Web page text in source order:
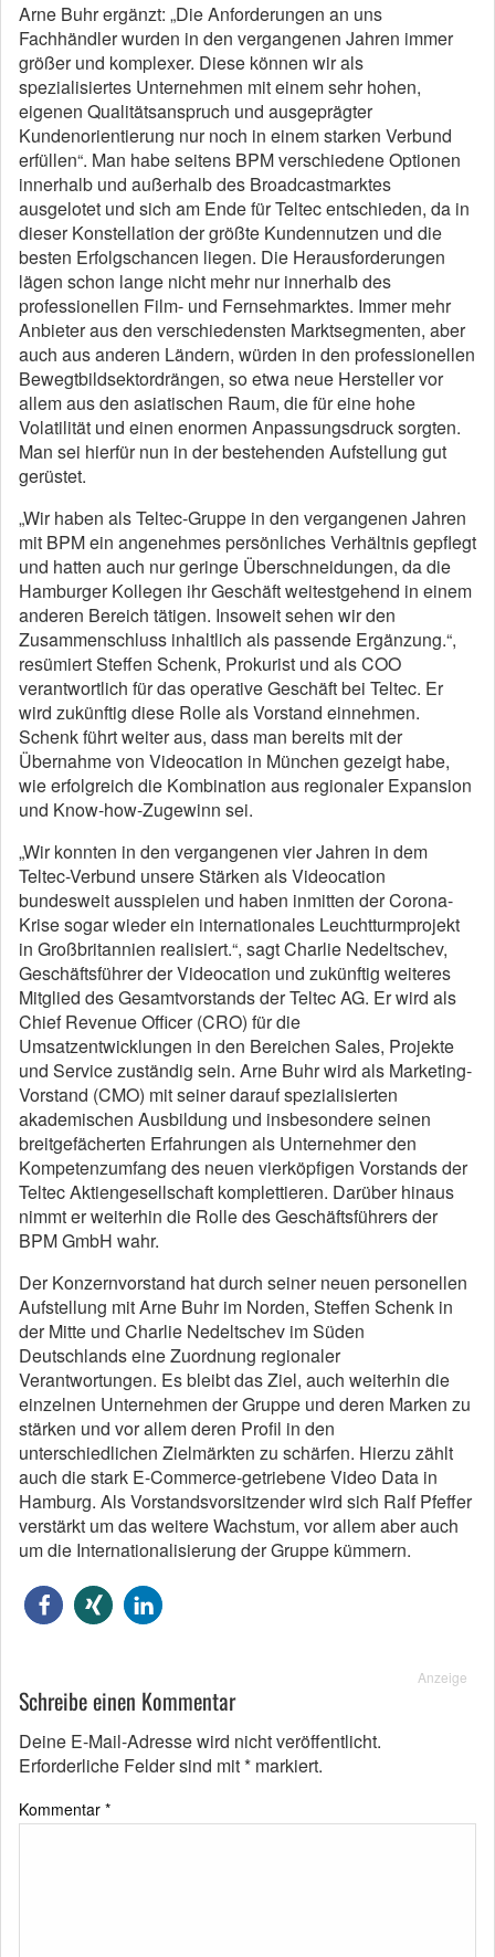
Arne Buhr ergänzt: „Die Anforderungen an uns
Fachhändler wurden in den vergangenen Jahren immer
größer und komplexer. Diese können wir als
spezialisiertes Unternehmen mit einem sehr hohen,
eigenen Qualitätsanspruch und ausgeprägter
Kundenorientierung nur noch in einem starken Verbund
erfüllen“. Man habe seitens BPM verschiedene Optionen
innerhalb und außerhalb des Broadcastmarktes
ausgelotet und sich am Ende für Teltec entschieden, da in
dieser Konstellation der größte Kundennutzen und die
besten Erfolgschancen liegen. Die Herausforderungen
lägen schon lange nicht mehr nur innerhalb des
professionellen Film- und Fernsehmarktes. Immer mehr
Anbieter aus den verschiedensten Marktsegmenten, aber
auch aus anderen Ländern, würden in den professionellen
Bewegtbildsektordrängen, so etwa neue Hersteller vor
allem aus den asiatischen Raum, die für eine hohe
Volatilität und einen enormen Anpassungsdruck sorgten.
Man sei hierfür nun in der bestehenden Aufstellung gut
gerüstet.
„Wir haben als Teltec-Gruppe in den vergangenen Jahren
mit BPM ein angenehmes persönliches Verhältnis gepflegt
und hatten auch nur geringe Überschneidungen, da die
Hamburger Kollegen ihr Geschäft weitestgehend in einem
anderen Bereich tätigen. Insoweit sehen wir den
Zusammenschluss inhaltlich als passende Ergänzung.“,
resümiert Steffen Schenk, Prokurist und als COO
verantwortlich für das operative Geschäft bei Teltec. Er
wird zukünftig diese Rolle als Vorstand einnehmen.
Schenk führt weiter aus, dass man bereits mit der
Übernahme von Videocation in München gezeigt habe,
wie erfolgreich die Kombination aus regionaler Expansion
und Know-how-Zugewinn sei.
„Wir konnten in den vergangenen vier Jahren in dem
Teltec-Verbund unsere Stärken als Videocation
bundesweit ausspielen und haben inmitten der Corona-
Krise sogar wieder ein internationales Leuchtturmprojekt
in Großbritannien realisiert.“, sagt Charlie Nedeltschev,
Geschäftsführer der Videocation und zukünftig weiteres
Mitglied des Gesamtvorstands der Teltec AG. Er wird als
Chief Revenue Officer (CRO) für die
Umsatzentwicklungen in den Bereichen Sales, Projekte
und Service zuständig sein. Arne Buhr wird als Marketing-
Vorstand (CMO) mit seiner darauf spezialisierten
akademischen Ausbildung und insbesondere seinen
breitgefächerten Erfahrungen als Unternehmer den
Kompetenzumfang des neuen vierköpfigen Vorstands der
Teltec Aktiengesellschaft komplettieren. Darüber hinaus
nimmt er weiterhin die Rolle des Geschäftsführers der
BPM GmbH wahr.
Der Konzernvorstand hat durch seiner neuen personellen
Aufstellung mit Arne Buhr im Norden, Steffen Schenk in
der Mitte und Charlie Nedeltschev im Süden
Deutschlands eine Zuordnung regionaler
Verantwortungen. Es bleibt das Ziel, auch weiterhin die
einzelnen Unternehmen der Gruppe und deren Marken zu
stärken und vor allem deren Profil in den
unterschiedlichen Zielmärkten zu schärfen. Hierzu zählt
auch die stark E-Commerce-getriebene Video Data in
Hamburg. Als Vorstandsvorsitzender wird sich Ralf Pfeffer
verstärkt um das weitere Wachstum, vor allem aber auch
um die Internationalisierung der Gruppe kümmern.
Anzeige
Schreibe einen Kommentar
Deine E-Mail-Adresse wird nicht veröffentlicht.
Erforderliche Felder sind mit* markiert.
Kommentar *